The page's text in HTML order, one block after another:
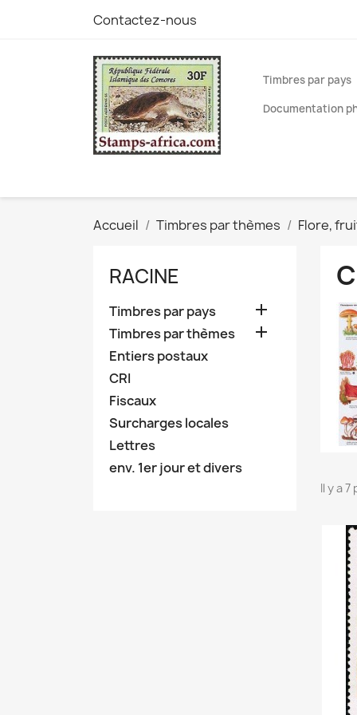
Contactez-nous
Timbres par pays
Documentation
Accueil Timbres par thèmes Flore,
RACINE
Timbres par pays 
Timbres par thèmes 
Entiers postaux
CRI
Fiscaux
Surcharges locales
Lettres
env. 1er jour et divers
Il y a